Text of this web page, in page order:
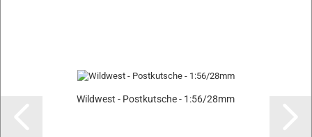
Wildwest - Postkutsche - 1:56/28mm